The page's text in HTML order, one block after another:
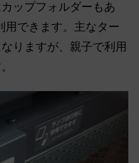
ップフォルダーもあ
用できます。主なター
りますが、親子で利用